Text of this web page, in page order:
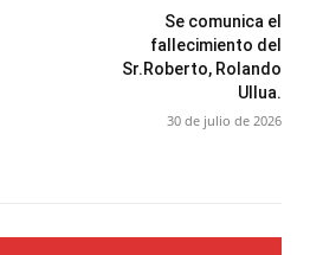
Se comunica el
fallecimiento del
Sr.Roberto, Rolando
Ullua.
30 de julio de 2026